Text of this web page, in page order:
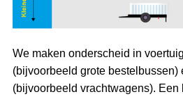
We maken onderscheid in
(bijvoorbeeld grote bestelbussen)
(bijvoorbeeld vrachtwagens). Een